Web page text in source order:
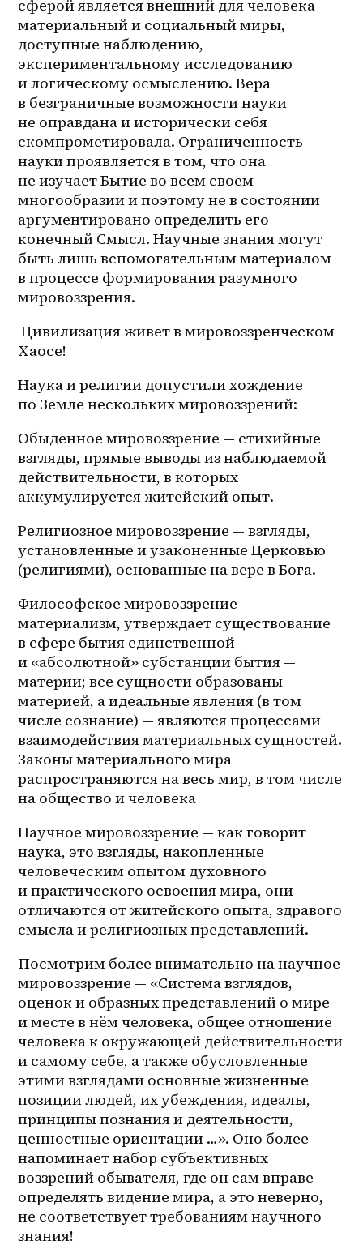
сферой является внешний для человека
материальный и социальный миры,
доступные наблюдению,
экспериментальному исследованию
и логическому осмыслению. Вера
в безграничные возможности науки
не оправдана и исторически себя
скомпрометировала. Ограниченность
науки проявляется в том, что она
не изучает Бытие во всем своем
многообразии и поэтому не в состоянии
аргументировано определить его
конечный Смысл. Научные знания могут
быть лишь вспомогательным материалом
в процессе формирования разумного
мировоззрения.
Цивилизация живет в мировоззренческом
Хаосе!
Наука и религии допустили хождение
по Земле нескольких мировоззрений:
Обыденное мировоззрение — стихийные
взгляды, прямые выводы из наблюдаемой
действительности, в которых
аккумулируется житейский опыт.
Религиозное мировоззрение — взгляды,
установленные и узаконенные Церковью
(религиями), основанные на вере в Бога.
Философское мировоззрение —
материализм, утверждает существование
в сфере бытия единственной
и «абсолютной» субстанции бытия —
материи; все сущности образованы
материей, а идеальные явления (в том
числе сознание) — являются процессами
взаимодействия материальных сущностей.
Законы материального мира
распространяются на весь мир, в том числе
на общество и человека
Научное мировоззрение — как говорит
наука, это взгляды, накопленные
человеческим опытом духовного
и практического освоения мира, они
отличаются от житейского опыта, здравого
смысла и религиозных представлений.
Посмотрим более внимательно на научное
мировоззрение — «Система взглядов,
оценок и образных представлений о мире
и месте в нём человека, общее отношение
человека к окружающей действительности
и самому себе, а также обусловленные
этими взглядами основные жизненные
позиции людей, их убеждения, идеалы,
принципы познания и деятельности,
ценностные ориентации …». Оно более
напоминает набор субъективных
воззрений обывателя, где он сам вправе
определять видение мира, а это неверно,
не соответствует требованиям научного
знания!